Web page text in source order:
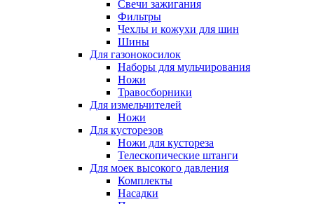
Свечи зажигания
Фильтры
Чехлы и кожухи для шин
Шины
Для газонокосилок
Наборы для мульчирования
Ножи
Травосборники
Для измельчителей
Ножи
Для кусторезов
Ножи для кустореза
Телескопические штанги
Для моек высокого давления
Комплекты
Насадки